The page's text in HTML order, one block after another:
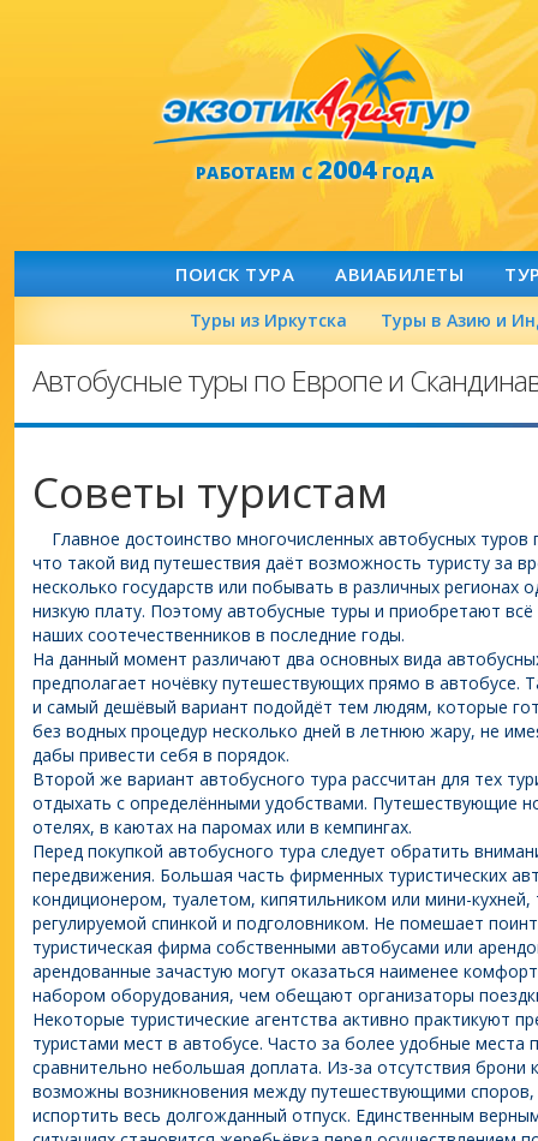
РАБОТАЕМ С2004ГОДА
ПОИСК ТУРА АВИАБИЛЕТЫ
Туры из Иркутска Туры в Азию и
Автобусные туры по Европе и
Советы туристам
Главное достоинство многочисленных автобусных туров
что такой вид путешествия даёт возможность туристу за
несколько государств или побывать в различных регионах
низкую плату. Поэтому автобусные туры и приобретают
наших соотечественников в последние годы.
На данный момент различают два основных вида
предполагает ночёвку путешествующих прямо в автобусе.
и самый дешёвый вариант подойдёт тем людям, которые
без водных процедур несколько дней в летнюю жару, не
дабы привести себя в порядок.
Второй же вариант автобусного тура рассчитан для тех
отдыхать с определёнными удобствами. Путешествующие
отелях, в каютах на паромах или в кемпингах.
Перед покупкой автобусного тура следует обратить
передвижения. Большая часть фирменных туристических
кондиционером, туалетом, кипятильником или мини-
регулируемой спинкой и подголовником. Не помешает
туристическая фирма собственными автобусами или
арендованные зачастую могут оказаться наименее
набором оборудования, чем обещают организаторы
Некоторые туристические агентства активно практикуют
туристами мест в автобусе. Часто за более удобные места
сравнительно небольшая доплата. Из-за отсутствия брони
возможны возникновения между путешествующими споров,
испортить весь долгожданный отпуск. Единственным